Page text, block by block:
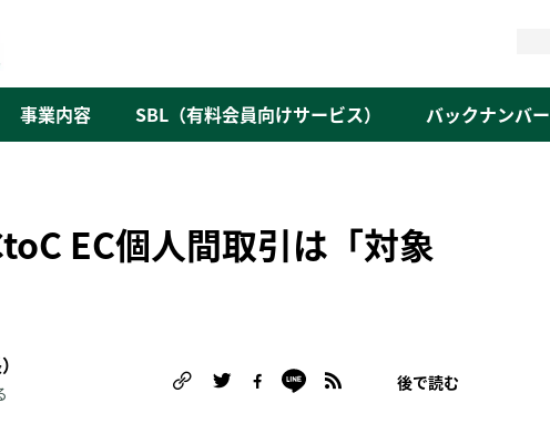
事業内容 SBL（有料会員向けサービス） バックナンバー
EC個人間取引は「対象
後で読む